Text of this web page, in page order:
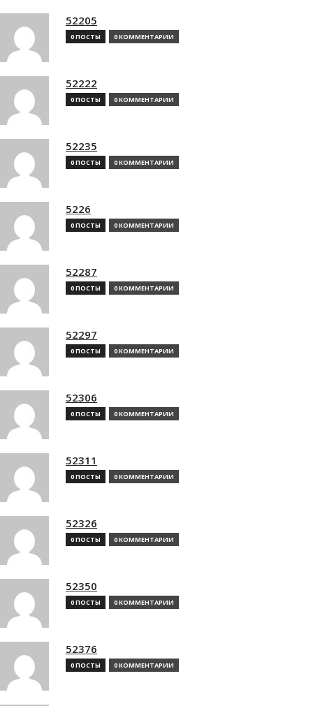
52205
0 ПОСТЫ 0 КОММЕНТАРИИ
52222
0 ПОСТЫ 0 КОММЕНТАРИИ
52235
0 ПОСТЫ 0 КОММЕНТАРИИ
5226
0 ПОСТЫ 0 КОММЕНТАРИИ
52287
0 ПОСТЫ 0 КОММЕНТАРИИ
52297
0 ПОСТЫ 0 КОММЕНТАРИИ
52306
0 ПОСТЫ 0 КОММЕНТАРИИ
52311
0 ПОСТЫ 0 КОММЕНТАРИИ
52326
0 ПОСТЫ 0 КОММЕНТАРИИ
52350
0 ПОСТЫ 0 КОММЕНТАРИИ
52376
0 ПОСТЫ 0 КОММЕНТАРИИ